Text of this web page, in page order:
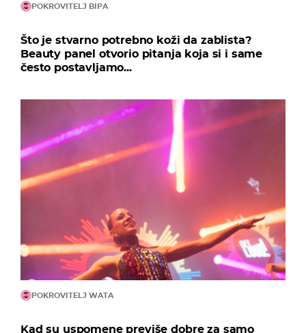
POKROVITELJ BIPA
Što je stvarno potrebno koži da zablista?
Beauty panel otvorio pitanja koja si i same
često postavljamo...
POKROVITELJ WATA
Kad su uspomene previše dobre za samo